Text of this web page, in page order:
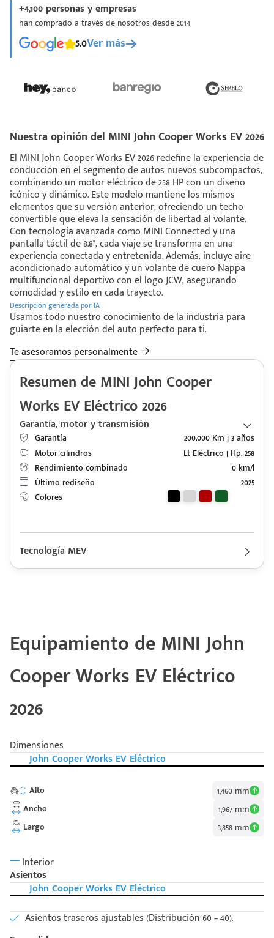
Nuestra opinión del MINI John Cooper Works EV 2026
El MINI John Cooper Works EV 2026 redefine la experiencia de
conducción en el segmento de autos nuevos subcompactos,
combinando un motor eléctrico de 258 HP con un diseño
icónico y dinámico. Este modelo mantiene los mismos
elementos que su versión anterior, ofreciendo un techo
convertible que eleva la sensación de libertad al volante.
Con tecnología avanzada como MINI Connected y una
pantalla táctil de 8.8", cada viaje se transforma en una
experiencia conectada y entretenida. Además, incluye aire
acondicionado automático y un volante de cuero Nappa
multifuncional deportivo con el logo JCW, asegurando
comodidad y estilo en cada trayecto.
Descripción generada por IA
Usamos todo nuestro conocimiento de la industria para
guiarte en la elección del auto perfecto para ti.
Te asesoramos personalmente
Resumen de MINI John Cooper
Works EV Eléctrico 2026
Garantía, motor y transmisión
Garantía
200,000 Km | 3 años
Motor cilindros
Lt Eléctrico | Hp. 258
Rendimiento combinado
0 km/l
Último rediseño
2025
Colores
Tecnología MEV
Descripción de funcionamiento motorización MINI John
+4,100 personas y empresas
han comprado a través de nosotros desde 2014
5.0Ver más
Equipamiento de MINI John
Cooper Works EV Eléctrico
2026
Dimensiones
John Cooper Works EV Eléctrico
Alto
1,460 mm
Ancho
1,967 mm
Largo
3,858 mm
Interior
Asientos
John Cooper Works EV Eléctrico
Asientos traseros ajustables (Distribución 60 – 40).